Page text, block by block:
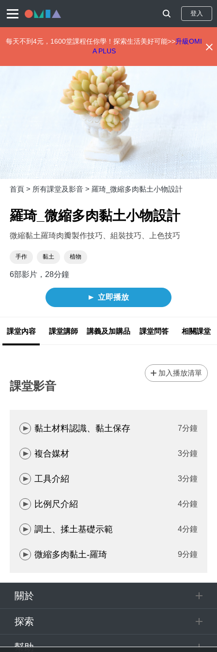
登入
每天不到4元，1600堂課程任你學！探索生活美好可能>>升級OMI
A PLUS
首頁 > 所有課堂及影音 > 羅琦_微縮多肉黏土小物設計
羅琦_微縮多肉黏土小物設計
微縮黏土羅琦肉瓣製作技巧、組裝技巧、上色技巧
手作 黏土 植物
6部影片，28分鐘
立即播放
課堂內容 課堂講師 講義及加購品 課堂問答 相關課堂
課堂影音
加入播放清單
黏土材料認識、黏土保存 7分鐘
複合媒材 3分鐘
工具介紹 3分鐘
比例尺介紹 4分鐘
調土、揉土基礎示範 4分鐘
微縮多肉黏土-羅琦 9分鐘
關於
探索
幫助